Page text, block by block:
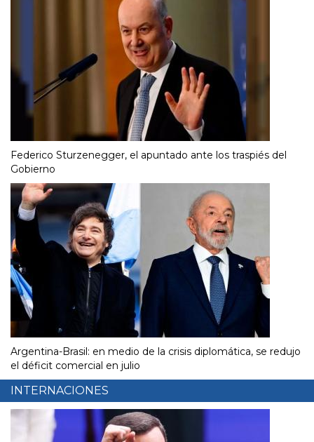
Federico Sturzenegger, el apuntado ante los traspiés del
Gobierno
Argentina-Brasil: en medio de la crisis diplomática, se redujo
el déficit comercial en julio
INTERNACIONES